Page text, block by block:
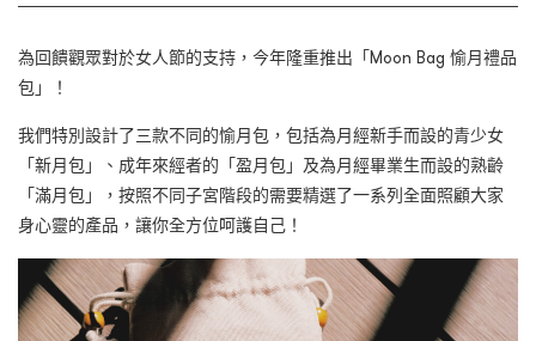
為回饋觀眾對於女人節的支持，今年隆重推出「Moon Bag 愉月禮品
包」！
我們特別設計了三款不同的愉月包，包括為月經新手而設的青少女
「新月包」、成年來經者的「盈月包」及為月經畢業生而設的熟齡
「滿月包」，按照不同子宮階段的需要精選了一系列全面照顧大家
身心靈的產品，讓你全方位呵護自己！